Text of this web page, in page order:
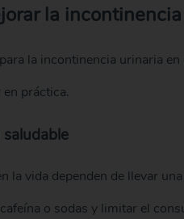
la
la incontinencia urinaria
práctica.
la vida dependen de llevar
o sodas y limitar el